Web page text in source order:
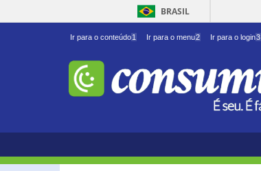
BRASIL
Ir para o conteúdo1 Ir para o menu2 Ir para o login3